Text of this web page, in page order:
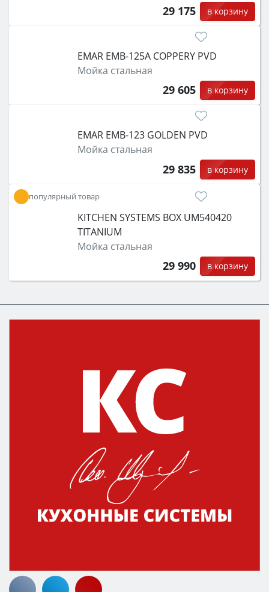
29 175 в корзину
EMAR EMB-125A COPPERY PVD
Мойка стальная
29 605 в корзину
EMAR EMB-123 GOLDEN PVD
Мойка стальная
29 835 в корзину
популярный товар
KITCHEN SYSTEMS BOX UM540420
TITANIUM
Мойка стальная
29 990 в корзину